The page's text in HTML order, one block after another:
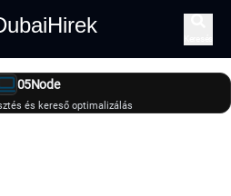
05Node
és kereső optimalizálás